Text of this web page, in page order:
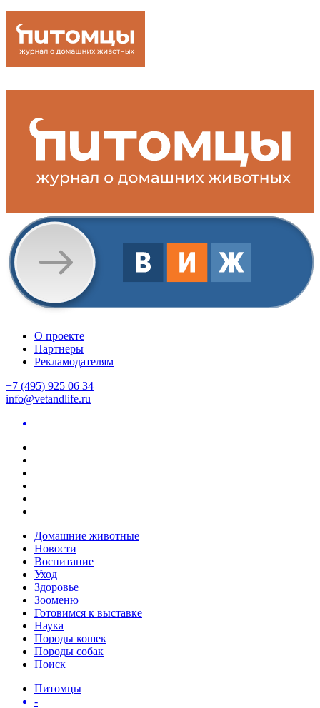
О проекте
Партнеры
Рекламодателям
+7 (495) 925 06 34
info@vetandlife.ru
Домашние животные
Новости
Воспитание
Уход
Здоровье
Зооменю
Готовимся к выставке
Наука
Породы кошек
Породы собак
Поиск
Питомцы
-